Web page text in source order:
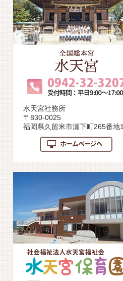
水天宮社務所
〒830-0025
福岡県久留米市瀬下町265番地1